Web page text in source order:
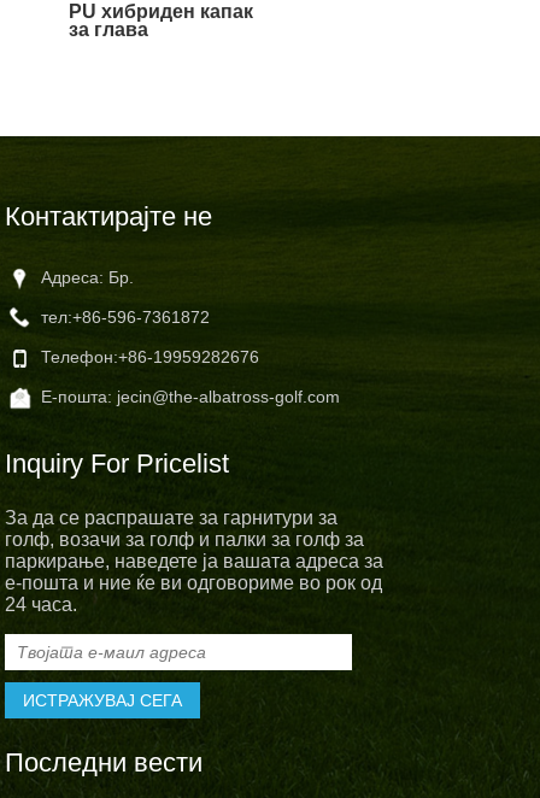
PU хибриден капак
за глава
Контактирајте не
Адреса: Бр.
тел:+86-596-7361872
Телефон:+86-19959282676
Е-пошта: jecin@the-albatross-golf.com
Inquiry For Pricelist
За да се распрашате за гарнитури за
голф, возачи за голф и палки за голф за
паркирање, наведете ја вашата адреса за
е-пошта и ние ќе ви одговориме во рок од
24 часа.
Последни вести